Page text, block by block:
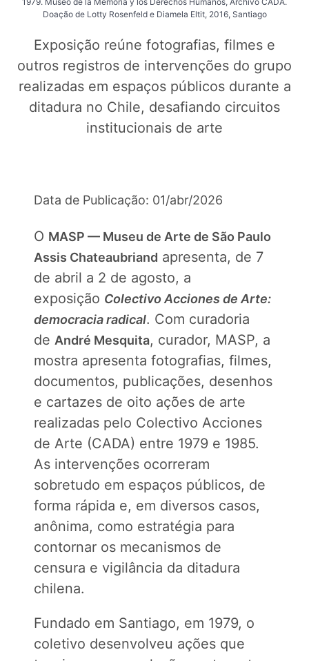
Doação de Lotty Rosenfeld e Diamela Eltit, 2016, Santiago
Exposição reúne fotografias, filmes e
outros registros de intervenções do grupo
realizadas em espaços públicos durante a
ditadura no Chile, desafiando circuitos
institucionais de arte
Data de Publicação: 01/abr/2026
O MASP — Museu de Arte de São Paulo
Assis Chateaubriand apresenta, de 7
de abril a 2 de agosto, a
exposição Colectivo Acciones de Arte:
democracia radical. Com curadoria
de André Mesquita, curador, MASP, a
mostra apresenta fotografias, filmes,
documentos, publicações, desenhos
e cartazes de oito ações de arte
realizadas pelo Colectivo Acciones
de Arte (CADA) entre 1979 e 1985.
As intervenções ocorreram
sobretudo em espaços públicos, de
forma rápida e, em diversos casos,
anônima, como estratégia para
contornar os mecanismos de
censura e vigilância da ditadura
chilena.
Fundado em Santiago, em 1979, o
coletivo desenvolveu ações que